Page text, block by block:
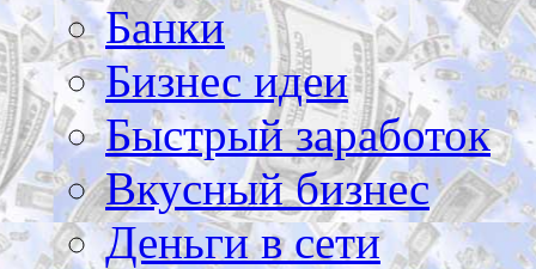
Банки
Бизнес идеи
Быстрый заработок
Вкусный бизнес
Деньги в сети